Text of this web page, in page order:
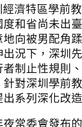
濟特區學前
和省尚未出
向被男配角
況下，深圳
制止性規則
對深圳學前
系列深化改
常委會發布